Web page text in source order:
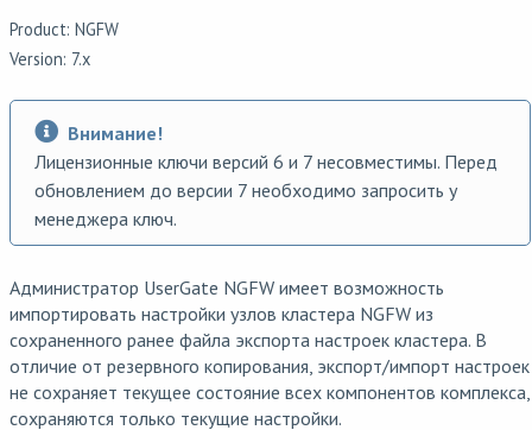
Product: NGFW
Version: 7.x
Внимание!
Лицензионные ключи версий 6 и 7 несовместимы. Перед
обновлением до версии 7 необходимо запросить у
менеджера ключ.
Администратор UserGate NGFW имеет возможность
импортировать настройки узлов кластера NGFW из
сохраненного ранее файла экспорта настроек кластера. В
отличие от резервного копирования, экспорт/импорт настроек
не сохраняет текущее состояние всех компонентов комплекса,
сохраняются только текущие настройки.